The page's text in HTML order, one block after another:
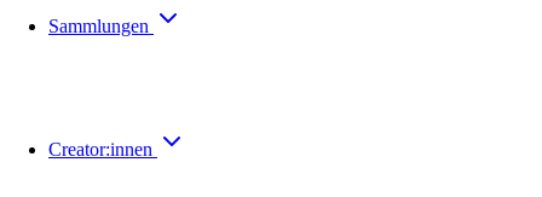
Sammlungen
Creator:innen